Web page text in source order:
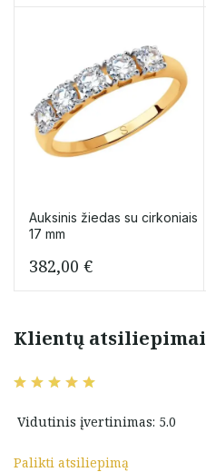
Auksinis žiedas su cirkoniais
17 mm
382,00 €
Klientų atsiliepimai
Vidutinis įvertinimas: 5.0
Palikti atsiliepimą